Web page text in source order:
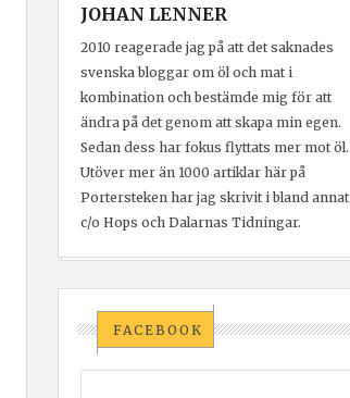
JOHAN LENNER
2010 reagerade jag på att det saknades
svenska bloggar om öl och mat i
kombination och bestämde mig för att
ändra på det genom att skapa min egen.
Sedan dess har fokus flyttats mer mot öl.
Utöver mer än 1000 artiklar här på
Portersteken har jag skrivit i bland annat
c/o Hops och Dalarnas Tidningar.
FACEBOOK